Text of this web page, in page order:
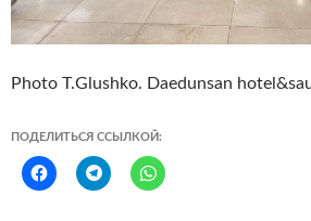
Photo T.Glushko. Daedunsan
ПОДЕЛИТЬСЯ ССЫЛКОЙ: